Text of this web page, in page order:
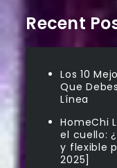
Recent
Los 10
Que
Línea
HomeChi
el cuello:
y flexible
2025]